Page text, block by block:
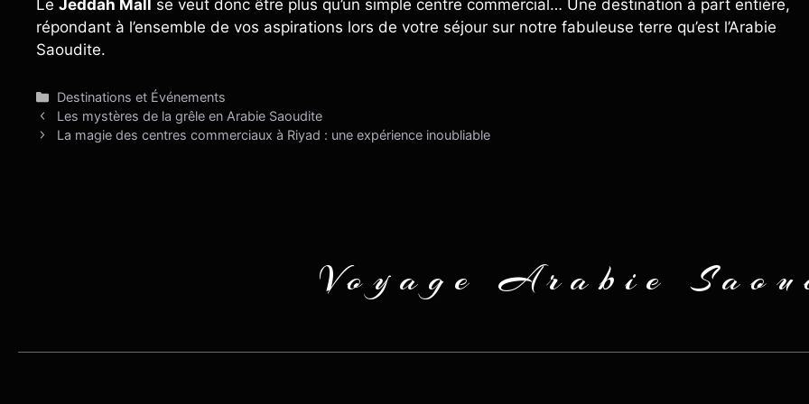
Le Jeddah Mall
se veut donc être plus qu’un simple centre commercial… Une destination à part entière,
répondant à l’ensemble de vos aspirations lors de votre séjour sur notre fabuleuse terre qu’est l’Arabie
Saoudite.
Catégories
Destinations et Événements
Les mystères de la grêle en Arabie Saoudite
La magie des centres commerciaux à Riyad : une expérience inoubliable
Voyage Arabie